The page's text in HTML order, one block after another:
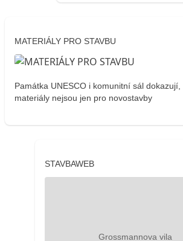
MATERIÁLY PRO STAVBU
Památka UNESCO i komunitní sál
materiály nejsou jen pro novostavby
STAVBAWEB